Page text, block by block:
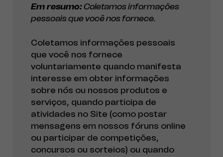
Em resumo:Coletamos informações
pessoais que você nos fornece.
Coletamos informações pessoais
que você nos fornece
voluntariamente quando manifesta
interesse em obter informações
sobre nós ou nossos produtos e
serviços, quando participa de
atividades no Site (como postar
mensagens em nossos fóruns online
ou participar de competições,
concursos ou sorteios) ou quando